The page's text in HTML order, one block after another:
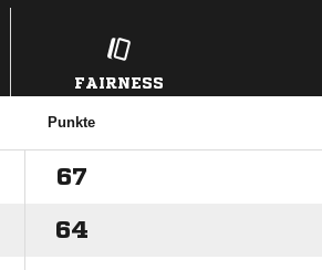
FAIRNESS
Punkte
67
64